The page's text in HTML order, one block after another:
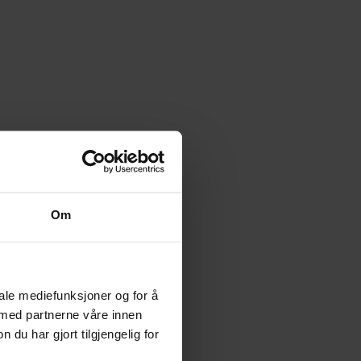
Om
mediefunksjoner og for å
partnerne våre innen
du har gjort tilgjengelig for